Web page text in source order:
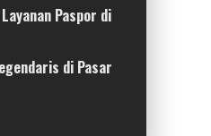
Paspor di
di Pasar